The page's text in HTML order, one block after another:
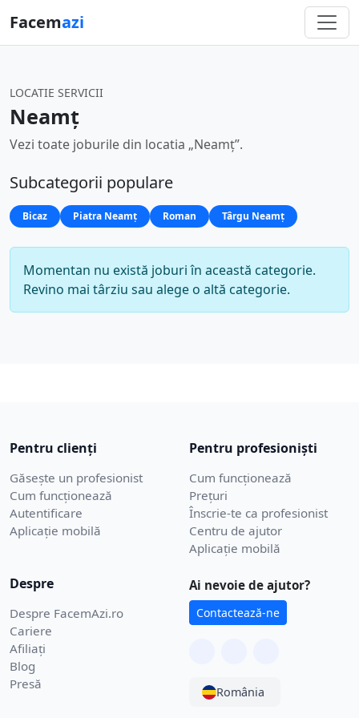
Facemazi
LOCATIE SERVICII
Neamț
Vezi toate joburile din locatia „Neamț”.
Subcategorii populare
Bicaz Piatra Neamț Roman Târgu Neamț
Momentan nu există joburi în această categorie.
Revino mai târziu sau alege o altă categorie.
Pentru clienți
Găsește un profesionist
Cum funcționează
Autentificare
Aplicație mobilă
Pentru profesioniști
Cum funcționează
Prețuri
Înscrie-te ca profesionist
Centru de ajutor
Aplicație mobilă
Despre
Despre FacemAzi.ro
Cariere
Afiliați
Blog
Presă
Ai nevoie de ajutor?
Contactează-ne
România